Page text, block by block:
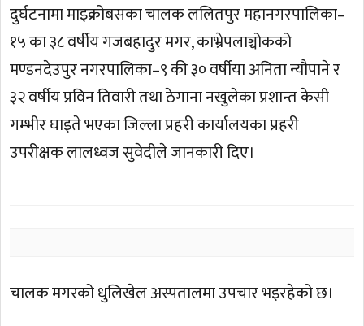
दुर्घटनामा माइक्रोबसका चालक ललितपुर महानगरपालिका–
१५ का ३८ वर्षीय गजबहादुर मगर, काभ्रेपलाञ्चोकको
मण्डनदेउपुर नगरपालिका–९ की ३० वर्षीया अनिता न्यौपाने र
३२ वर्षीय प्रविन तिवारी तथा ठेगाना नखुलेका प्रशान्त केसी
गम्भीर घाइते भएका जिल्ला प्रहरी कार्यालयका प्रहरी
उपरीक्षक लालध्वज सुवेदीले जानकारी दिए।
चालक मगरको धुलिखेल अस्पतालमा उपचार भइरहेको छ।